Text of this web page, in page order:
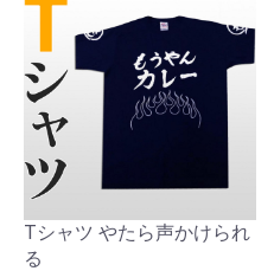
Tシャツ やたら声かけられ
る